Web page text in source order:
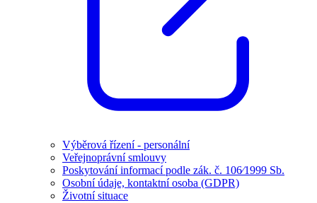
Výběrová řízení - personální
Veřejnoprávní smlouvy
Poskytování informací podle zák. č. 106⁄1999 Sb.
Osobní údaje, kontaktní osoba (GDPR)
Životní situace